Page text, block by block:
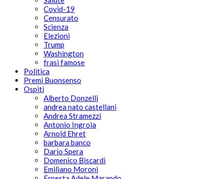
Covid-19
Censurato
Scienza
Elezioni
Trump
Washington
frasi famose
Politica
Premi Buonsenso
Ospiti
Alberto Donzelli
andrea nato castellani
Andrea Stramezzi
Antonio Ingroia
Arnold Ehret
barbara banco
Dario Spera
Domenico Biscardi
Emiliano Moroni